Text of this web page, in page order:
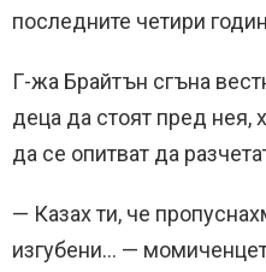
последните четири
Г-жа Брайтън сгъна
деца да стоят пред нея,
да се опитват да
— Казах ти, че
изгубени… —